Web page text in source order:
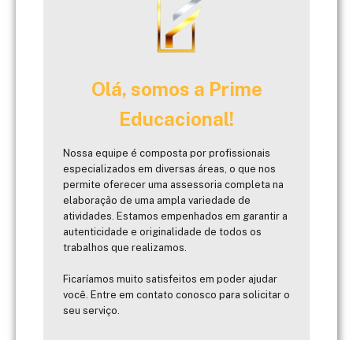
Olá, somos a Prime
Educacional!
Nossa equipe é composta por profissionais
especializados em diversas áreas, o que nos
permite oferecer uma assessoria completa na
elaboração de uma ampla variedade de
atividades. Estamos empenhados em garantir a
autenticidade e originalidade de todos os
trabalhos que realizamos.
Ficaríamos muito satisfeitos em poder ajudar
você. Entre em contato conosco para solicitar o
seu serviço.